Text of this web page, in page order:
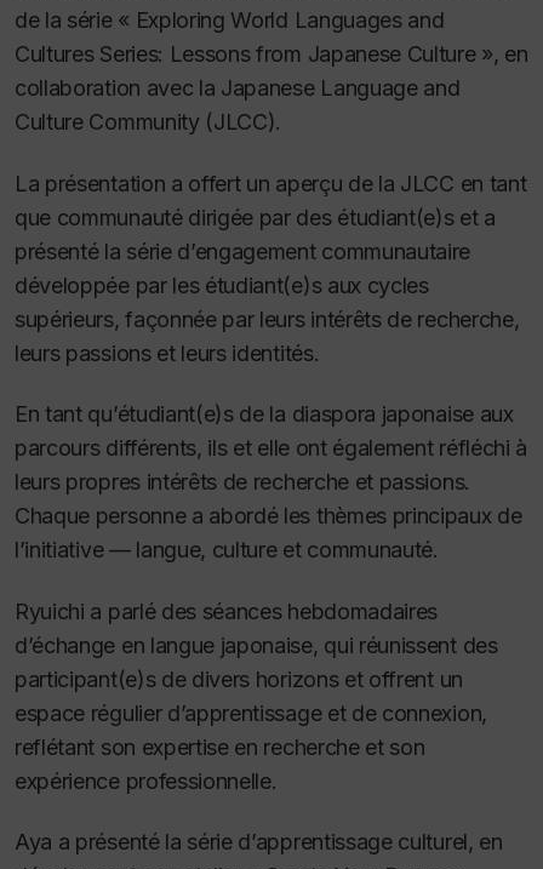
de la série « Exploring World Languages and
Cultures Series: Lessons from Japanese Culture », en
collaboration avec la Japanese Language and
Culture Community (JLCC).
La présentation a offert un aperçu de la JLCC en tant
que communauté dirigée par des étudiant(e)s et a
présenté la série d’engagement communautaire
développée par les étudiant(e)s aux cycles
supérieurs, façonnée par leurs intérêts de recherche,
leurs passions et leurs identités.
En tant qu’étudiant(e)s de la diaspora japonaise aux
parcours différents, ils et elle ont également réfléchi à
leurs propres intérêts de recherche et passions.
Chaque personne a abordé les thèmes principaux de
l’initiative — langue, culture et communauté.
Ryuichi a parlé des séances hebdomadaires
d’échange en langue japonaise, qui réunissent des
participant(e)s de divers horizons et offrent un
espace régulier d’apprentissage et de connexion,
reflétant son expertise en recherche et son
expérience professionnelle.
Aya a présenté la série d’apprentissage culturel, en